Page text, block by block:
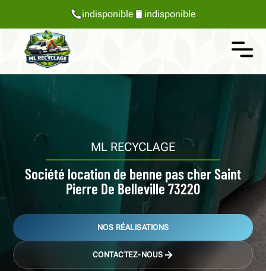
indisponible indisponible
ML RECYCLAGE
Société location de benne pas cher Saint
Pierre De Belleville 73220
NOS RÉALISATIONS
CONTACTEZ-NOUS